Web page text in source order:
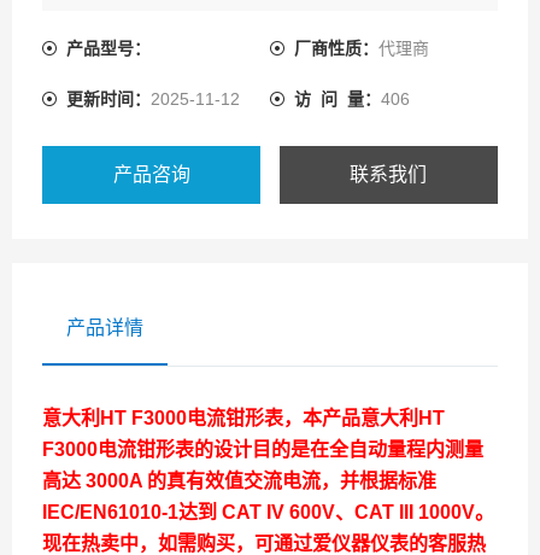
产品型号：
厂商性质： 代理商
更新时间： 2025-11-12 访 问 量： 406
产品咨询 联系我们
产品详情
意大利HT F3000电流钳形表，本产品意大利HT
F3000电流钳形表的设计目的是在全自动量程内测量
高达 3000A 的真有效值交流电流，并根据标准
IEC/EN61010-1达到 CAT IV 600V、CAT III 1000V。
现在热卖中，如需购买，可通过爱仪器仪表的客服热